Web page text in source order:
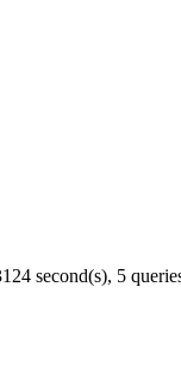
second(s), 5